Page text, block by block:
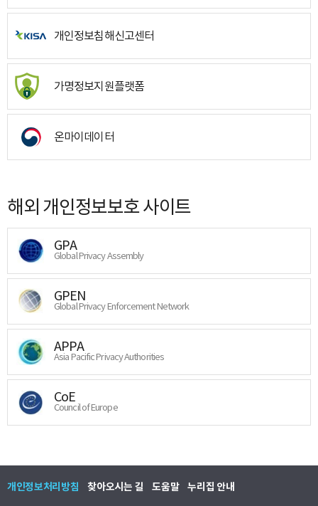
개인정보침해신고센터
가명정보지원플랫폼
온마이데이터
해외 개인정보보호 사이트
GPA
Global Privacy Assembly
GPEN
Global Privacy Enforcement Network
APPA
Asia Pacific Privacy Authorities
CoE
Council of Europe
개인정보처리방침 찾아오시는 길 도움말 누리집 안내